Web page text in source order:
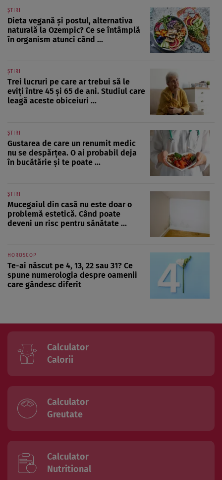
ȘTIRI
Dieta vegană și postul, alternativa
naturală la Ozempic? Ce se întâmplă
în organism atunci când ...
ȘTIRI
Trei lucruri pe care ar trebui să le
eviți între 45 și 65 de ani. Studiul care
leagă aceste obiceiuri ...
ȘTIRI
Gustarea de care un renumit medic
nu se despărțea. O ai probabil deja
în bucătărie și te poate ...
ȘTIRI
Mucegaiul din casă nu este doar o
problemă estetică. Când poate
deveni un risc pentru sănătate ...
HOROSCOP
Te-ai născut pe 4, 13, 22 sau 31? Ce
spune numerologia despre oamenii
care gândesc diferit
Calculator
Calorii
Calculator
Greutate
Calculator
Nutritional